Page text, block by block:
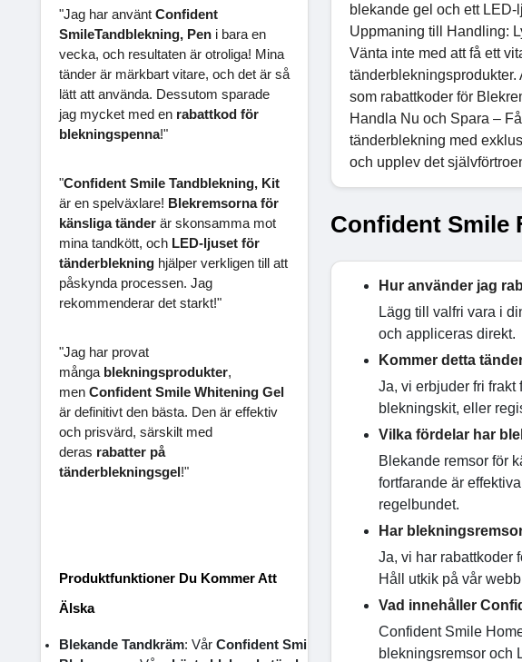
"Jag har använt Confident
SmileTandblekning, Pen i bara en
vecka, och resultaten är otroliga! Mina
tänder är märkbart vitare, och det är så
lätt att använda. Dessutom sparade
jag mycket med en rabattkod för
blekningspenna!"
"Confident Smile Tandblekning, Kit
är en spelväxlare! Blekremsorna för
känsliga tänder är skonsamma mot
mina tandkött, och LED-ljuset för
tänderblekning hjälper verkligen till att
påskynda processen. Jag
rekommenderar det starkt!"
"Jag har provat
många blekningsprodukter,
men Confident Smile Whitening Gel
är definitivt den bästa. Den är effektiv
och prisvärd, särskilt med
deras rabatter på
tänderblekningsgel !"
Produktfunktioner Du Kommer Att
Älska
Blekande Tandkräm: Vår Confident Smile Whitening Toothpaste
är
blekande gel och ett
Uppmaning till Handling:
Vänta inte med att få ett
tänderblekningsprodukter.
som rabattkoder för
Handla Nu och Spara –
tänderblekning med
och upplev det
Confident Smile
Hur använder jag
Lägg till valfri vara i
och appliceras direkt.
Kommer detta
Ja, vi erbjuder fri frakt
blekningskit, eller
Vilka fördelar har
Blekande remsor för
fortfarande är
regelbundet.
Har
Ja, vi har rabattkoder
Håll utkik på vår
Vad innehåller
Confident Smile
blekningsremsor och